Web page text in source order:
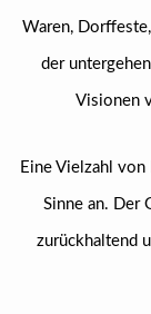
Waren,
der
Visionen
Eine Vielzahl von
Sinne an. Der
zurückhaltend